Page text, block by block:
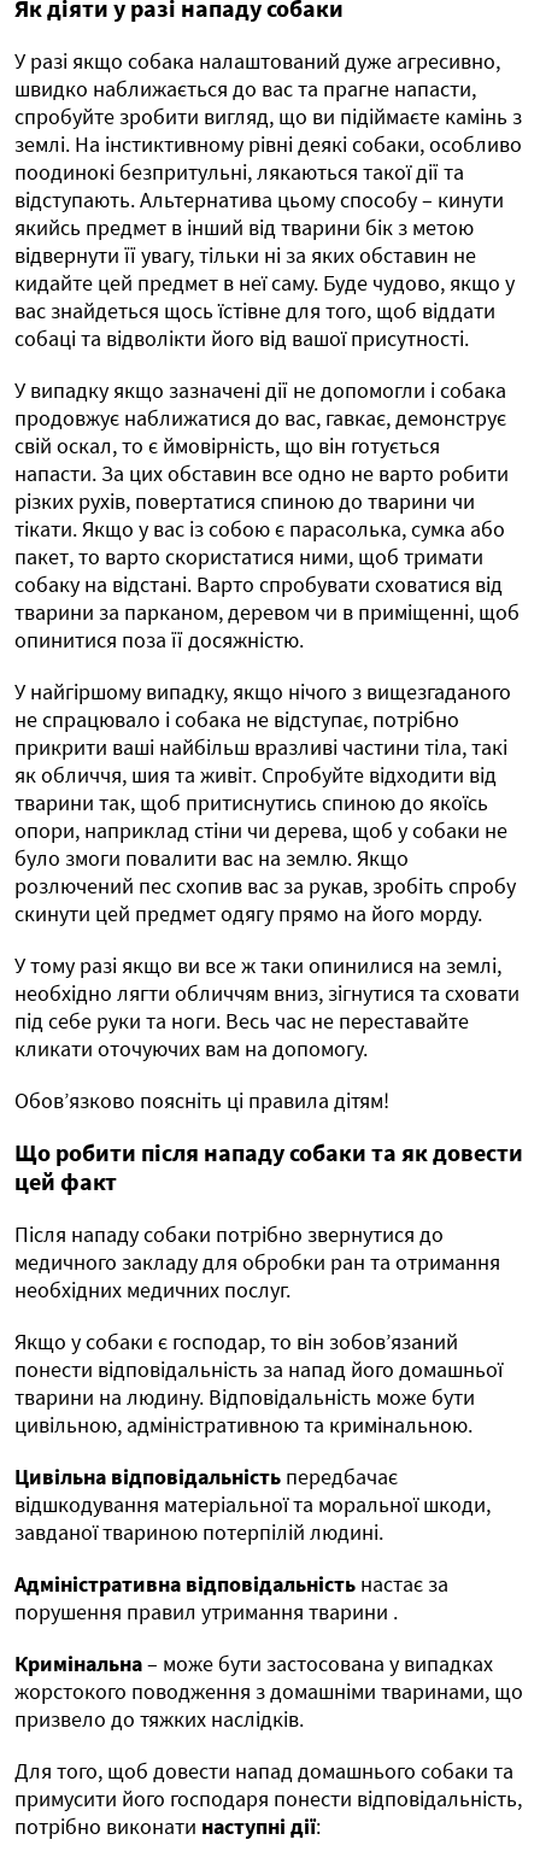
Як діяти у разі нападу собаки
У разі якщо собака налаштований дуже агресивно,
швидко наближається до вас та прагне напасти,
спробуйте зробити вигляд, що ви підіймаєте камінь з
землі. На інстиктивному рівні деякі собаки, особливо
поодинокі безпритульні, лякаються такої дії та
відступають. Альтернатива цьому способу – кинути
якийсь предмет в інший від тварини бік з метою
відвернути її увагу, тільки ні за яких обставин не
кидайте цей предмет в неї саму. Буде чудово, якщо у
вас знайдеться щось їстівне для того, щоб віддати
собаці та відволікти його від вашої присутності.
У випадку якщо зазначені дії не допомогли і собака
продовжує наближатися до вас, гавкає, демонструє
свій оскал, то є ймовірність, що він готується
напасти. За цих обставин все одно не варто робити
різких рухів, повертатися спиною до тварини чи
тікати. Якщо у вас із собою є парасолька, сумка або
пакет, то варто скористатися ними, щоб тримати
собаку на відстані. Варто спробувати сховатися від
тварини за парканом, деревом чи в приміщенні, щоб
опинитися поза її досяжністю.
У найгіршому випадку, якщо нічого з вищезгаданого
не спрацювало і собака не відступає, потрібно
прикрити ваші найбільш вразливі частини тіла, такі
як обличчя, шия та живіт. Спробуйте відходити від
тварини так, щоб притиснутись спиною до якоїсь
опори, наприклад стіни чи дерева, щоб у собаки не
було змоги повалити вас на землю. Якщо
розлючений пес схопив вас за рукав, зробіть спробу
скинути цей предмет одягу прямо на його морду.
У тому разі якщо ви все ж таки опинилися на землі,
необхідно лягти обличчям вниз, зігнутися та сховати
під себе руки та ноги. Весь час не переставайте
кликати оточуючих вам на допомогу.
Обов’язково поясніть ці правила дітям!
Що робити після нападу собаки та як довести
цей факт
Після нападу собаки потрібно звернутися до
медичного закладу для обробки ран та отримання
необхідних медичних послуг.
Якщо у собаки є господар, то він зобов’язаний
понести відповідальність за напад його домашньої
тварини на людину. Відповідальність може бути
цивільною, адміністративною та кримінальною.
Цивільна відповідальність передбачає
відшкодування матеріальної та моральної шкоди,
завданої твариною потерпілій людині.
Адміністративна відповідальність настає за
порушення правил утримання тварини .
Кримінальна– може бути застосована у випадках
жорстокого поводження з домашніми тваринами, що
призвело до тяжких наслідків.
Для того, щоб довести напад домашнього собаки та
примусити його господаря понести відповідальність,
потрібно виконати наступні дії: